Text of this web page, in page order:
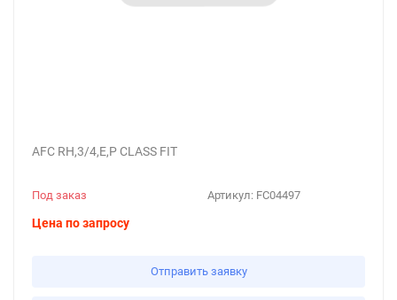
AFC RH,3/4,E,P CLASS FIT
Артикул: FC04497
Под заказ
Цена по запросу
Отправить заявку